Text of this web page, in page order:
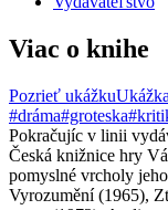
Viac o knihe
Pozrieť ukážkuUkážka
#dráma#groteska
Pokračujíc v linii
Česká knižnice hry
pomyslné vrcholy
Vyrozumění (1965),